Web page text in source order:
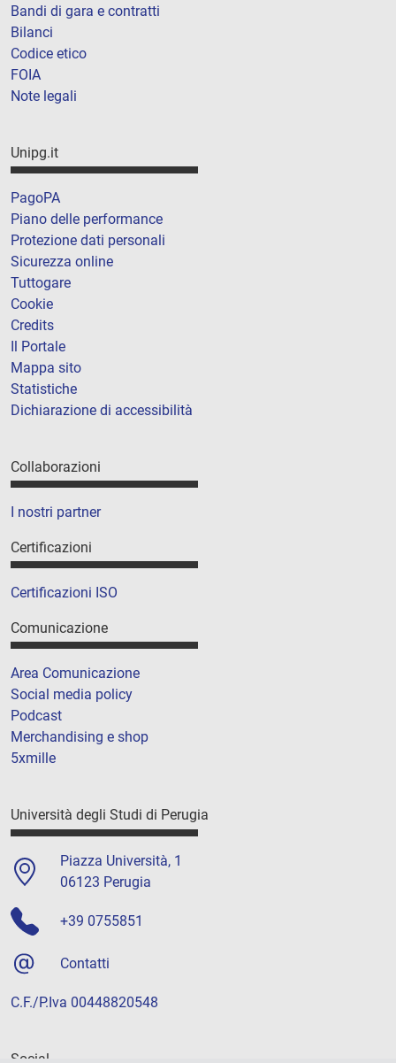
Bandi di gara e contratti
Bilanci
Codice etico
FOIA
Note legali
Unipg.it
PagoPA
Piano delle performance
Protezione dati personali
Sicurezza online
Tuttogare
Cookie
Credits
Il Portale
Mappa sito
Statistiche
Dichiarazione di accessibilità
Collaborazioni
I nostri partner
Certificazioni
Certificazioni ISO
Comunicazione
Area Comunicazione
Social media policy
Podcast
Merchandising e shop
5xmille
Università degli Studi di Perugia
Piazza Università, 1
06123 Perugia
+39 0755851
Contatti
C.F./P.Iva 00448820548
Social